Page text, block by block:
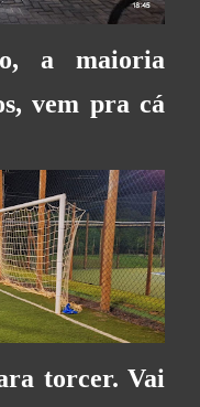
a maioria
vem pra cá
torcer. Vai